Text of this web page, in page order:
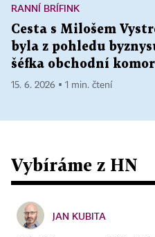
RANNÍ BRÍFINK
Cesta s Milošem
byla z pohledu
šéfka obchodní
15. 6. 2026 ▪ 1 min. čtení
Vybíráme z HN
JAN KUBITA